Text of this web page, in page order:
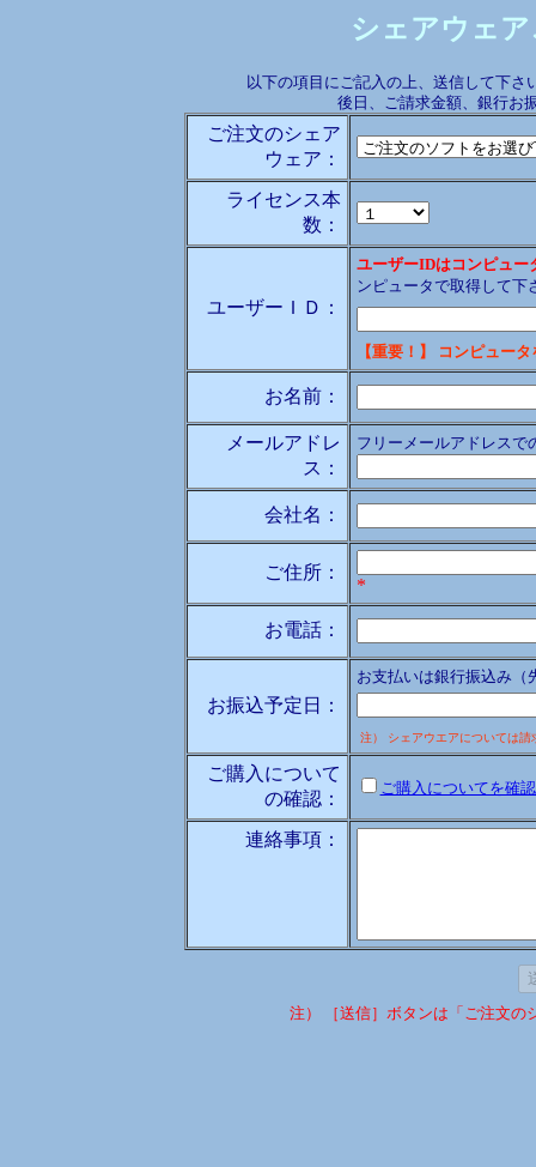
シェアウェ
以下の項目にご記入の上、送信して下
後日、ご請求金額、銀行お
ご注文のシェア
ウェア：
ライセンス本
数：
ユーザーＩＤ：
ユーザーIDはコンピュー
ンピュータで取得して
【重要！】 コンピュー
お名前：
メールアドレ
ス：
フリーメールアドレスで
会社名：
ご住所：
*
お電話：
お振込予定日：
お支払いは銀行振込み（
注） シェアウエアについては
ご購入について
の確認：
ご購入についてを確
連絡事項：
注） ［送信］ボタンは「ご注文の